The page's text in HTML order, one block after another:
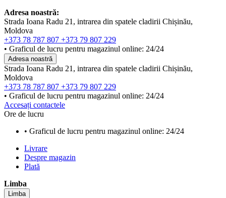
Adresa noastră:
Strada Ioana Radu 21, intrarea din spatele cladirii Chișinău,
Moldova
+373 78 787 807 +373 79 807 229
• Graficul de lucru pentru magazinul online: 24/24
Adresa noastră
Strada Ioana Radu 21, intrarea din spatele cladirii Chișinău,
Moldova
+373 78 787 807 +373 79 807 229
• Graficul de lucru pentru magazinul online: 24/24
Accesați contactele
Ore de lucru
• Graficul de lucru pentru magazinul online: 24/24
Livrare
Despre magazin
Plată
Limba
Limba